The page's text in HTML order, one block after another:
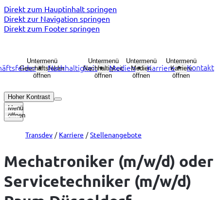
Direkt zum Hauptinhalt springen
Direkt zur Navigation springen
Direkt zum Footer springen
Untermenü
Geschäftsfelder
öffnen
Nachhaltigkeit
Untermenü
Nachhaltigkeit
öffnen
Medien
Untermenü
Medien
öffnen
Karriere
Untermenü
Karriere
öffnen
Kontakt
Hoher Kontrast
Menü
öffnen
Transdev Karriere Stellenangebote
Mechatroniker (m/w/d) oder
Servicetechniker (m/w/d)